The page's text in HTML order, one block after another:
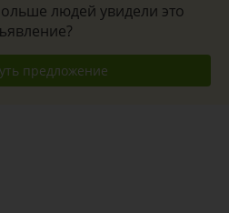
людей увидели это
предложение